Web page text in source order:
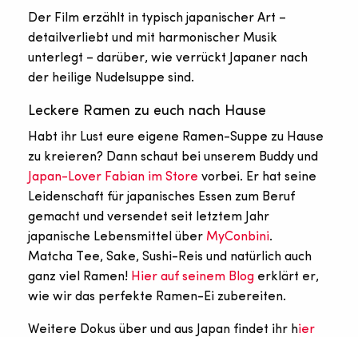
Der Film erzählt in typisch japanischer Art –
detailverliebt und mit harmonischer Musik
unterlegt – darüber, wie verrückt Japaner nach
der heilige Nudelsuppe sind.
Leckere Ramen zu euch nach Hause
Habt ihr Lust eure eigene Ramen-Suppe zu Hause
zu kreieren? Dann schaut bei unserem Buddy und
Japan-Lover Fabian im Store vorbei. Er hat seine
Leidenschaft für japanisches Essen zum Beruf
gemacht und versendet seit letztem Jahr
japanische Lebensmittel über MyConbini.
Matcha Tee, Sake, Sushi-Reis und natürlich auch
ganz viel Ramen! Hier auf seinem Blog erklärt er,
wie wir das perfekte Ramen-Ei zubereiten.
Weitere Dokus über und aus Japan findet ihr hier